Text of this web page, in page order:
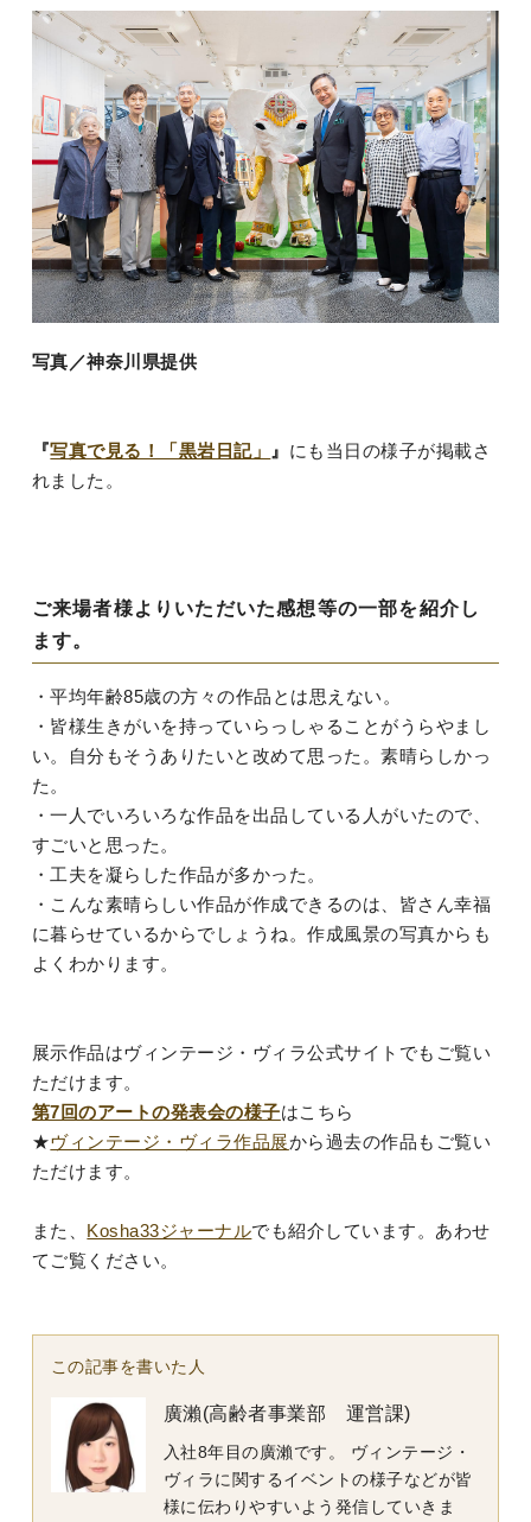
写真／神奈川県提供
『写真で見る！「黒岩日記」 』 にも当日の様子が掲載さ
れました。
ご来場者様よりいただいた感想等の一部を紹介し
ます。
・平均年齢85歳の方々の作品とは思えない。
・皆様生きがいを持っていらっしゃることがうらやまし
い。自分もそうありたいと改めて思った。素晴らしかっ
た。
・一人でいろいろな作品を出品している人がいたので、
すごいと思った。
・工夫を凝らした作品が多かった。
・こんな素晴らしい作品が作成できるのは、皆さん幸福
に暮らせているからでしょうね。作成風景の写真からも
よくわかります。
展示作品はヴィンテージ・ヴィラ公式サイトでもご覧い
ただけます。
第7回のアートの発表会の様子はこちら
★ヴィンテージ・ヴィラ作品展から過去の作品もご覧い
ただけます。
また、 Kosha33ジャーナルでも紹介しています。あわせ
てご覧ください。
この記事を書いた人
廣瀨(高齢者事業部 運営課)
入社8年目の廣瀨です。 ヴィンテージ・
ヴィラに関するイベントの様子などが皆
様に伝わりやすいよう発信していきま